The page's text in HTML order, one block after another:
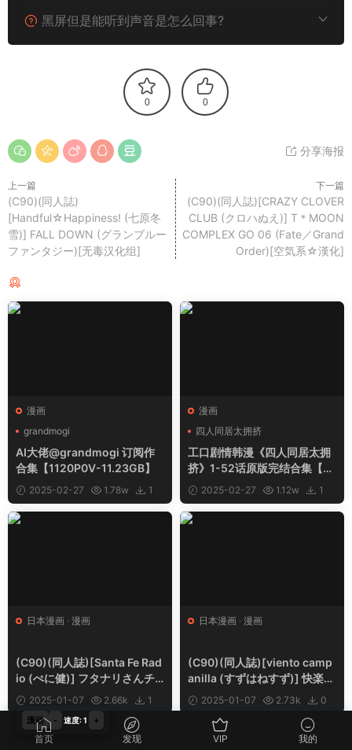
滚动 - 速度: 1 +
黑屏但是能听到声音是怎么回事?
0 0
分享海报
上一篇
(C90)(同人誌)
[Handful☆Happiness! (七原冬
雪)] FALL DOWN (グランブルー
ファンタジー)[无毒汉化组]
下一篇
(C90)(同人誌)[CRAZY CLOVER
CLUB (クロハぬえ)] T＊MOON
COMPLEX GO 06 (Fate／Grand
Order)[空気系☆漢化]
漫画
grandmogi
AI大佬@grandmogi 订阅作
合集【1120P0V-11.23GB】
2025-02-27 1.78w 1
漫画
四人同居太拥挤
工口剧情韩漫《四人同居太拥
挤》1-52话原版完结合集【6
61P0V-0.25GB】
2025-02-27 1.12w 1
日本漫画 · 漫画
(C90)(同人誌)[Santa Fe Rad
io (ぺに健)] フタナリさんチ
ームvsドゥーチェ (ガールズ&
パンツァー)[沒有漢化]
2025-01-07 2.66k 1
日本漫画 · 漫画
(C90)(同人誌)[viento camp
anilla (すずはねすず)] 快楽水
槽 ～大木双葉とダイビングシ
ョップ店長 (あまんちゅ!)[沒
有漢化]
2025-01-07 2.73k 0
首页 发现 VIP 我的